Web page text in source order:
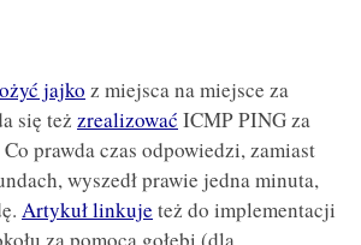
jajko z miejsca na miejsce za
się też zrealizować ICMP PING za
prawda czas odpowiedzi, zamiast
wyszedł prawie jedna minuta,
Artykuł linkuje też do implementacji
za pomocą gołębi (dla